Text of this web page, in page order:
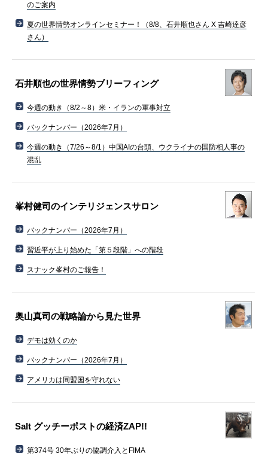
のご案内
夏の世界情勢オンラインセミナー！（8/8、石井順也さん X 吉崎達彦
さん）
石井順也の世界情勢ブリーフィング
今週の動き（8/2～8）米・イランの軍事対立
バックナンバー（2026年7月）
今週の動き（7/26～8/1）中国AIの台頭、ウクライナの国防相人事の
混乱
峯村健司のインテリジェンスサロン
バックナンバー（2026年7月）
習近平が上り始めた「第５段階」への階段
スナック峯村のご報告！
奥山真司の戦略論から見た世界
デモは効くのか
バックナンバー（2026年7月）
アメリカは同盟国を守れない
Salt グッチーポストの経済ZAP!!
第374号 30年ぶりの協調介入とFIMA